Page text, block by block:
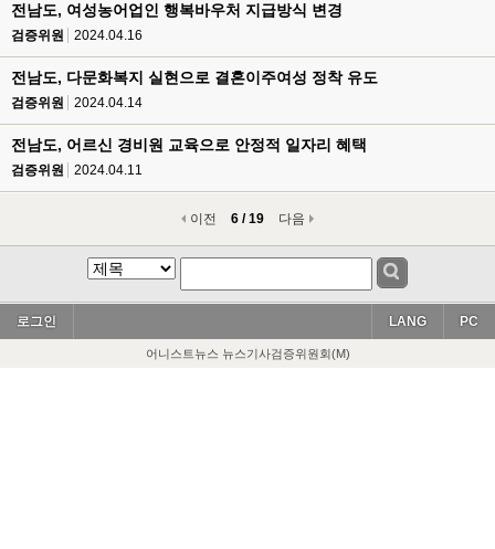
전남도, 여성농어업인 행복바우처 지급방식 변경
검증위원 2024.04.16
전남도, 다문화복지 실현으로 결혼이주여성 정착 유도
검증위원 2024.04.14
전남도, 어르신 경비원 교육으로 안정적 일자리 혜택
검증위원 2024.04.11
이전 6 / 19 다음
로그인 PC
LANG
어니스트뉴스 뉴스기사검증위원회(M)